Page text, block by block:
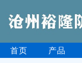
首页 产品